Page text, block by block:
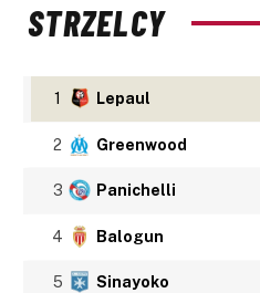
STRZELCY
1 Lepaul
2 Greenwood
3 Panichelli
4 Balogun
5 Sinayoko